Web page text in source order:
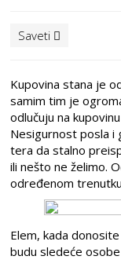
Saveti
Kupovina stana je
samim tim je
odlučuju na
Nesigurnost posla i
tera da stalno
ili nešto ne želimo.
određenom
Elem, kada
budu sledeće